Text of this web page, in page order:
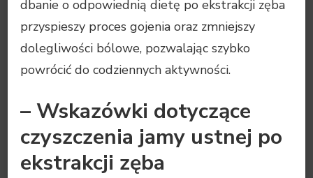
dbanie o odpowiednią dietę po ekstrakcji zęba
przyspieszy proces gojenia oraz zmniejszy
dolegliwości bólowe, pozwalając szybko
powrócić do codziennych aktywności.
– Wskazówki dotyczące
czyszczenia jamy ustnej po
ekstrakcji zęba